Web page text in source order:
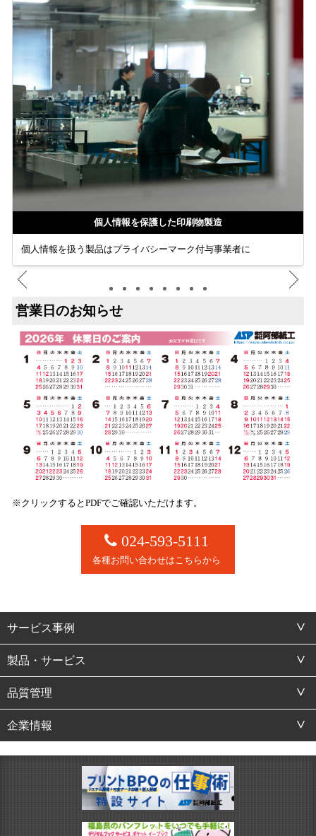
個人情報を保護した印刷物製造
個人情報を扱う製品はプライバシーマーク付与事業者に
営業日のお知らせ
※クリックするとPDFでご確認いただけます。
024-593-5111
各種お問い合わせはこちらから
サービス事例
製品・サービス
品質管理
企業情報